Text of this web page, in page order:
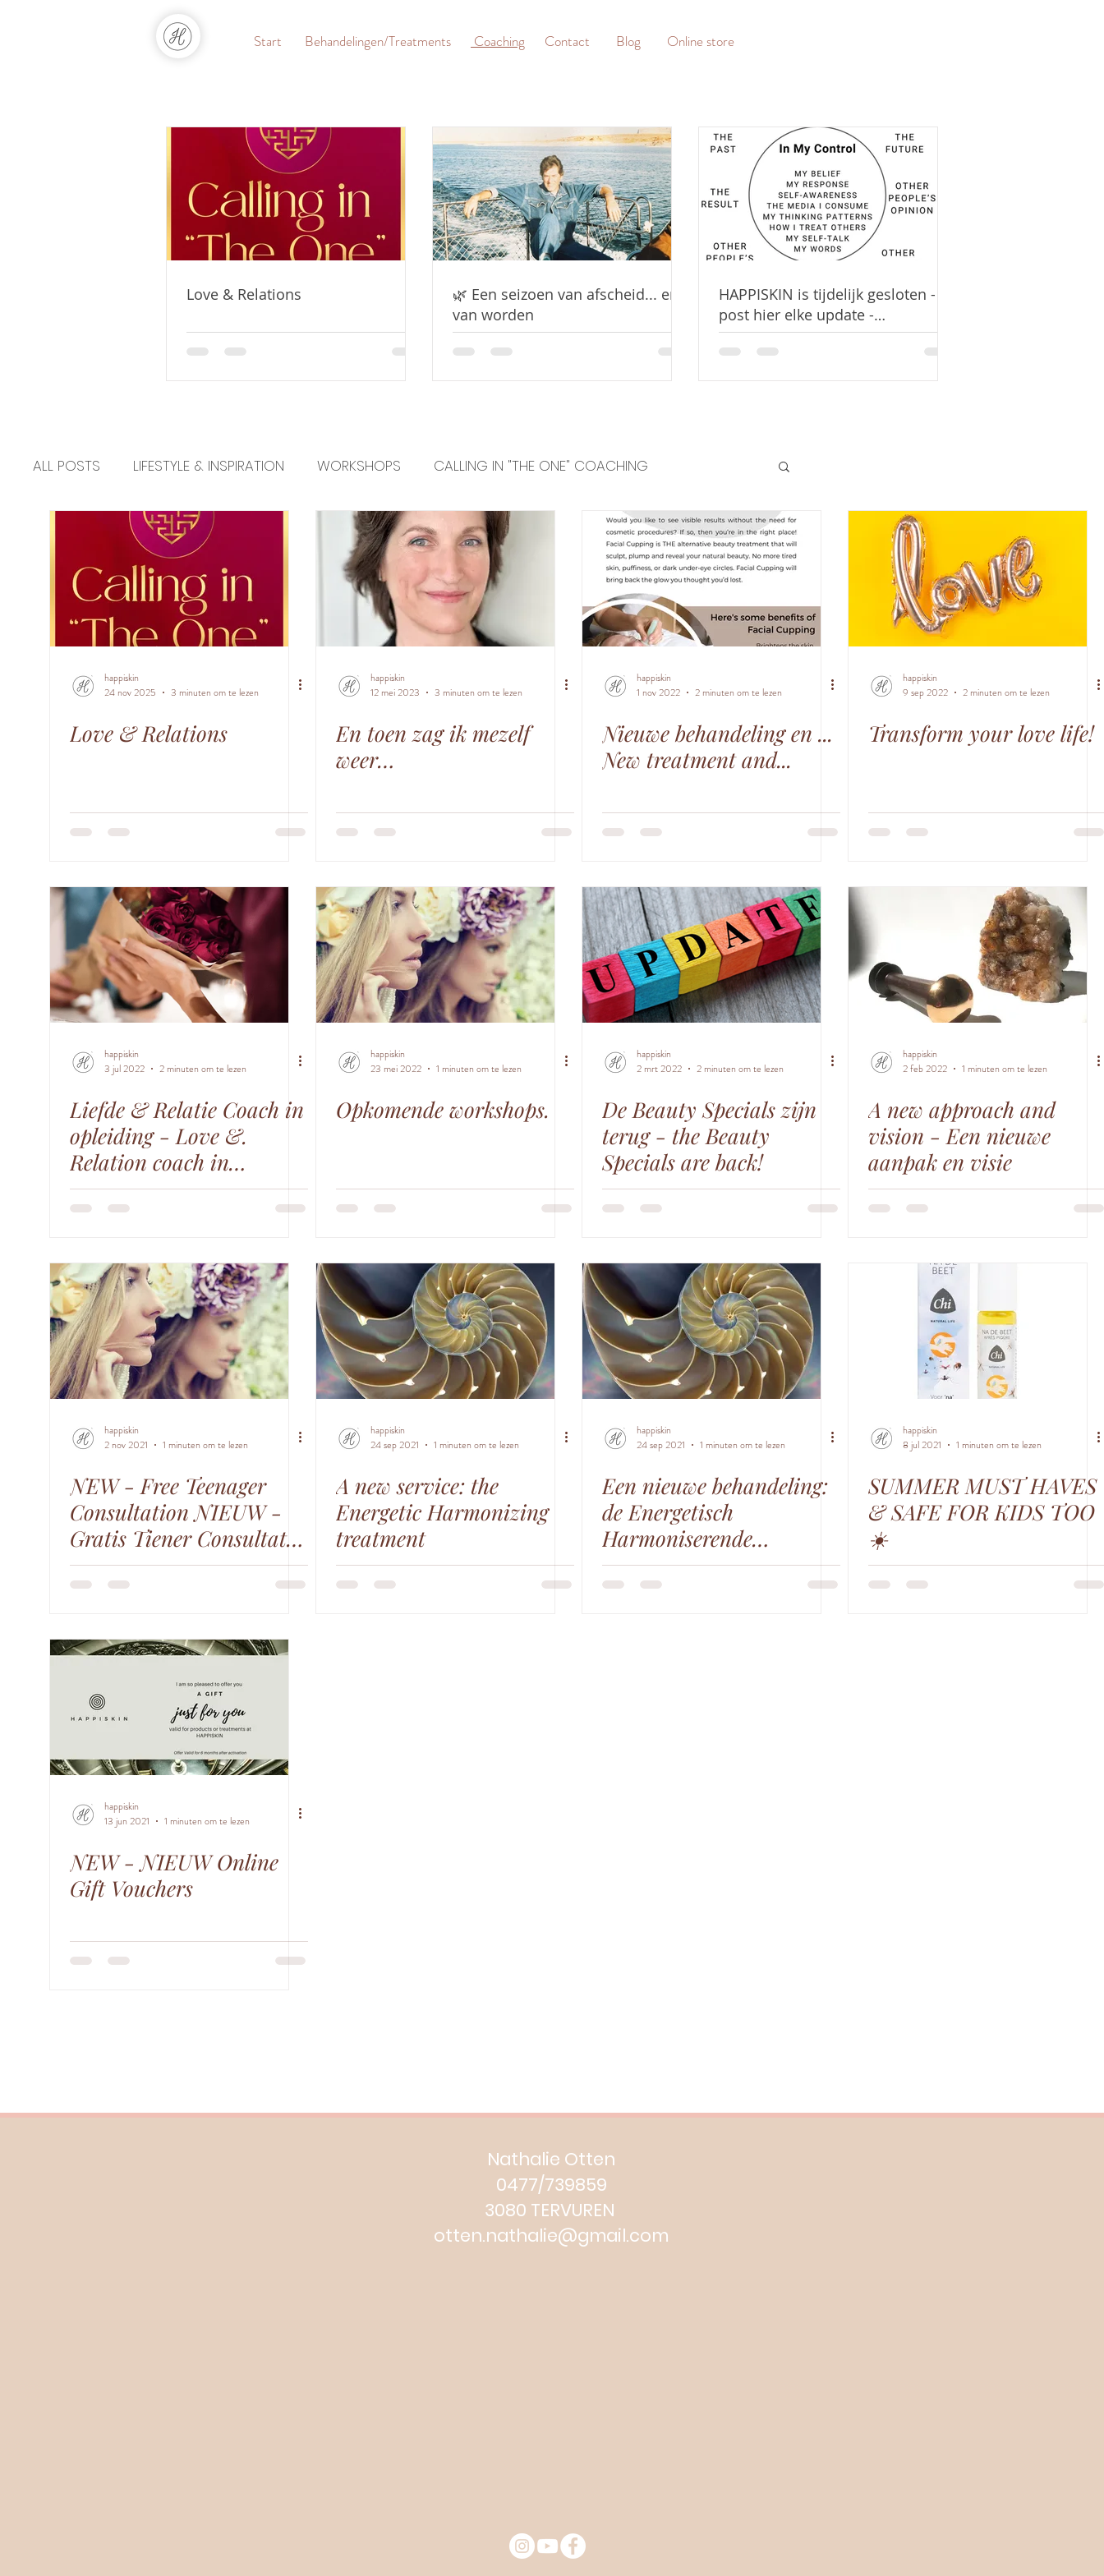
Start Behandelingen/Treatments Coaching Contact Blog Online store
Love & Relations
🌿 Een seizoen van afscheid... en
van worden
HAPPISKIN is tijdelijk gesloten - ik
post hier elke update -
temporarily closed - all updates
will be posted here
ALL POSTS LIFESTYLE & INSPIRATION WORKSHOPS CALLING IN "THE ONE" COACHING
NEW - NIEUW EDUCATION PRACTICAL INFORMATION PRODUCTS
happiskin
24 nov 2025
3 minuten om te lezen
Love & Relations
happiskin
12 mei 2023
3 minuten om te lezen
En toen zag ik mezelf
weer…
happiskin
1 nov 2022
2 minuten om te lezen
Nieuwe behandeling en ...
New treatment and...
happiskin
9 sep 2022
2 minuten om te lezen
Transform your love life!
happiskin
3 jul 2022
2 minuten om te lezen
Liefde & Relatie Coach in
opleiding - Love &.
Relation coach in
training
happiskin
23 mei 2022
1 minuten om te lezen
Opkomende workshops.
happiskin
2 mrt 2022
2 minuten om te lezen
De Beauty Specials zijn
terug - the Beauty
Specials are back!
happiskin
2 feb 2022
1 minuten om te lezen
A new approach and
vision - Een nieuwe
aanpak en visie
happiskin
2 nov 2021
1 minuten om te lezen
NEW - Free Teenager
Consultation NIEUW -
Gratis Tiener Consultatie
🌸
happiskin
24 sep 2021
1 minuten om te lezen
A new service: the
Energetic Harmonizing
treatment
happiskin
24 sep 2021
1 minuten om te lezen
Een nieuwe behandeling:
de Energetisch
Harmoniserende
behandeling
happiskin
8 jul 2021
1 minuten om te lezen
SUMMER MUST HAVES
& SAFE FOR KIDS TOO
☀️
happiskin
13 jun 2021
1 minuten om te lezen
NEW - NIEUW Online
Gift Vouchers
Nathalie Otten
0477/739859
3080 TERVUREN
otten.nathalie@gmail.com